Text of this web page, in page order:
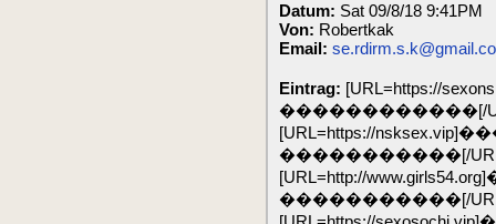
Datum: Sat 09/8/18 9:41PM
Von: Robertkak
Email:
Eintrag: [URL=https://
������������[/
[URL=https://
�����������[/
[URL=http://
�����������[/